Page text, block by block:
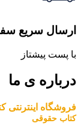
ارسال سریع
با پست پیشتاز
درباره ی ما
فروشگاه
کتاب حقوقی